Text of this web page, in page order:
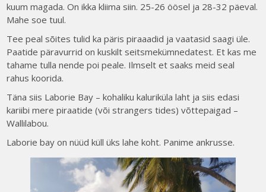
kuum magada. On ikka kliima siin. 25-26 öösel ja 28-32 päeval.
Mahe soe tuul.
Tee peal sõites tulid ka päris piraaadid ja vaatasid saagi üle.
Paatide päravurrid on kuskilt seitsmekümnedatest. Et kas me
tahame tulla nende poi peale. Ilmselt et saaks meid seal
rahus koorida.
Täna siis Laborie Bay – kohaliku kaluriküla laht ja siis edasi
kariibi mere piraatide (või strangers tides) võttepaigad –
Wallilabou.
Laborie bay on nüüd küll üks lahe koht. Panime ankrusse.